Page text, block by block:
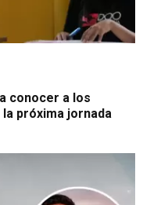
conocer a los
próxima jornada